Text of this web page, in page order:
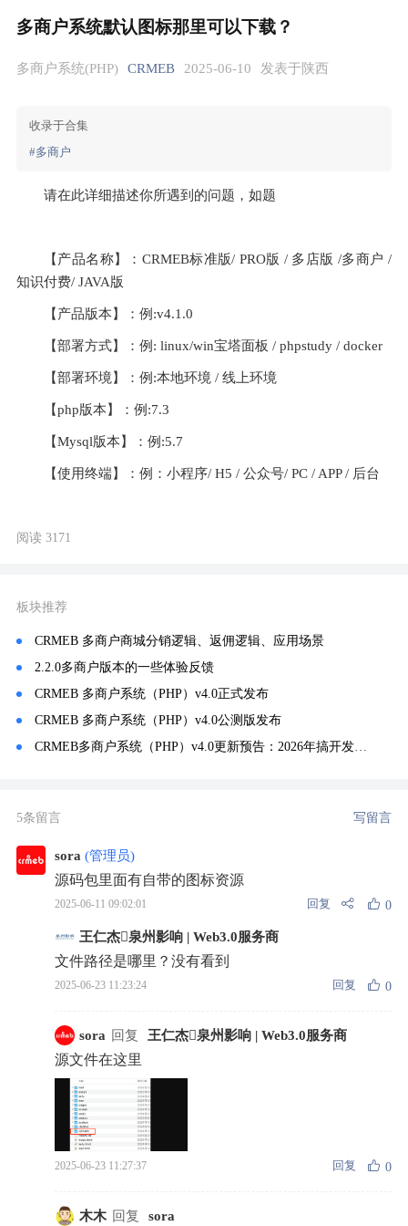
多商户系统默认图标那里可以下载？
多商户系统(PHP) CRMEB 2025-06-10 发表于陕西
收录于合集
#多商户
请在此详细描述你所遇到的问题，如题
【产品名称】：CRMEB标准版/ PRO版 / 多店版 /多商户 /
知识付费/ JAVA版
【产品版本】：例:v4.1.0
【部署方式】：例: linux/win宝塔面板 / phpstudy / docker
【部署环境】：例:本地环境 / 线上环境
【php版本】：例:7.3
【Mysql版本】：例:5.7
【使用终端】：例：小程序/ H5 / 公众号/ PC / APP / 后台
阅读 3171
板块推荐
CRMEB 多商户商城分销逻辑、返佣逻辑、应用场景
2.2.0多商户版本的一些体验反馈
CRMEB 多商户系统（PHP）v4.0正式发布
CRMEB 多商户系统（PHP）v4.0公测版发布
CRMEB多商户系统（PHP）v4.0更新预告：2026年搞开发还得看这个，TP8 + PHP8.0，性能直接起飞！
5条留言 写留言
sora (管理员)
源码包里面有自带的图标资源
2025-06-11 09:02:01 回复 0
王仁杰泉州影响 | Web3.0服务商
文件路径是哪里？没有看到
2025-06-23 11:23:24 回复 0
sora 回复 王仁杰泉州影响 | Web3.0服务商
源文件在这里
2025-06-23 11:27:37 回复 0
木木 回复 sora